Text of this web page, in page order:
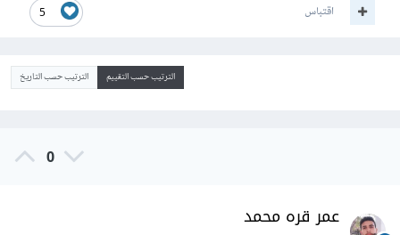
5 اقتباس
الترتيب حسب التقييم الترتيب حسب التاريخ
0
عمر قره محمد